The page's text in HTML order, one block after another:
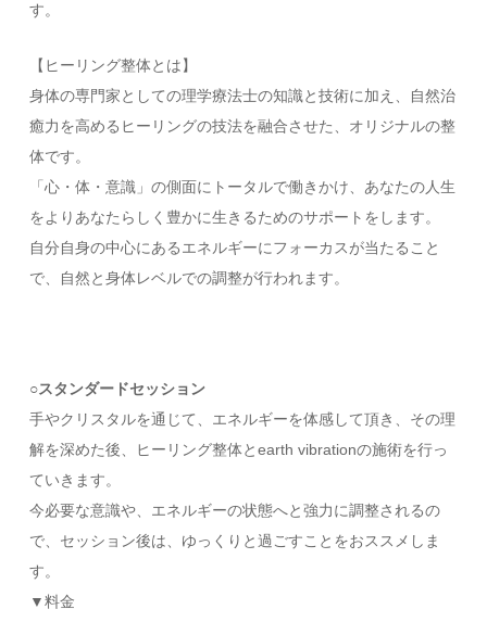
す。
【ヒーリング整体とは】
身体の専門家としての理学療法士の知識と技術に加え、自然治
癒力を高めるヒーリングの技法を融合させた、オリジナルの整
体です。
「心・体・意識」の側面にトータルで働きかけ、あなたの人生
をよりあなたらしく豊かに生きるためのサポートをします。
自分自身の中心にあるエネルギーにフォーカスが当たること
で、自然と身体レベルでの調整が行われます。
○スタンダードセッション
手やクリスタルを通じて、エネルギーを体感して頂き、その理
解を深めた後、ヒーリング整体とearth vibrationの施術を行っ
ていきます。
今必要な意識や、エネルギーの状態へと強力に調整されるの
で、セッション後は、ゆっくりと過ごすことをおススメしま
す。
▼料金